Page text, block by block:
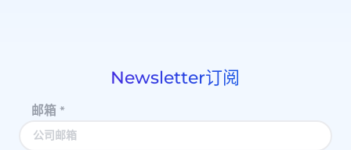
Newsletter订阅
邮箱*